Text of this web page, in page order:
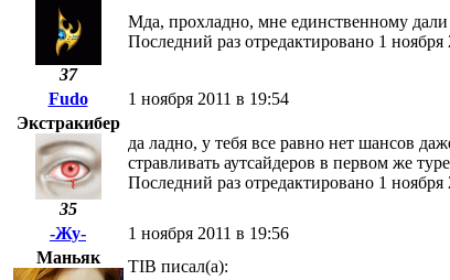
37
Мда, прохладно, мне единственному
Последний раз отредактировано 1
Fudo
1 ноября 2011 в 19:54
Экстракибер
35
да ладно, у тебя все равно нет шансов
стравливать аутсайдеров в первом же
Последний раз отредактировано 1
-Жу-
1 ноября 2011 в 19:56
Маньяк
TIB писал(а):